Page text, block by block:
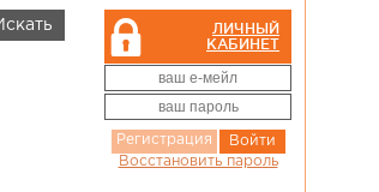
ЛИЧНЫЙ
КАБИНЕТ
Регистрация
Войти
Восстановить пароль